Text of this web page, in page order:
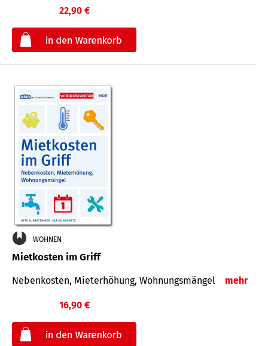
22,90 €
WOHNEN
Mietkosten im Griff
Nebenkosten, Mieterhöhung, Wohnungsmängel mehr
16,90 €